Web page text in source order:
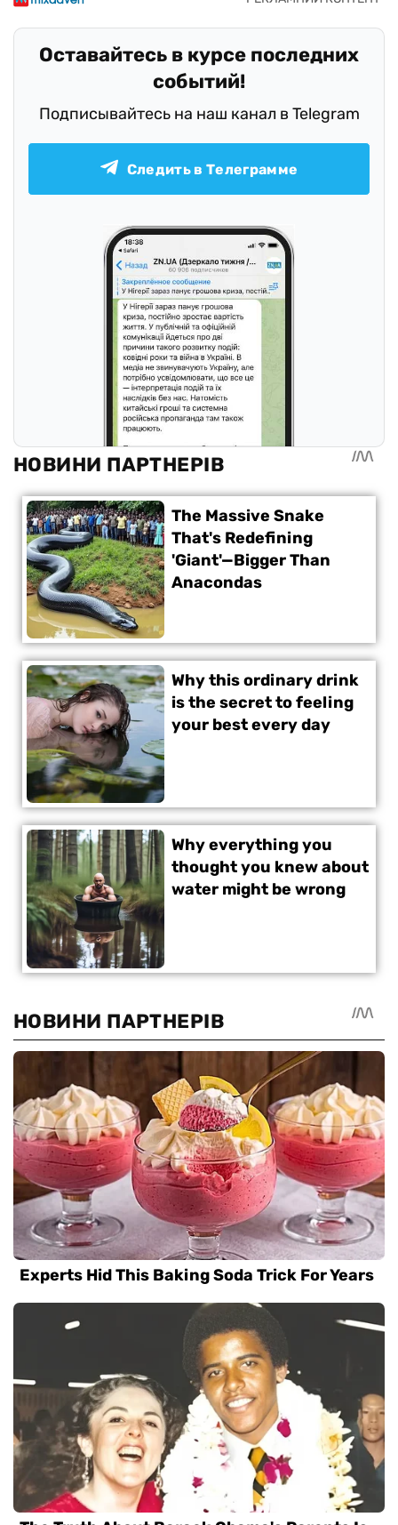
Оставайтесь в курсе последних
событий!
Подписывайтесь на наш канал в Telegram
Следить в Телеграмме